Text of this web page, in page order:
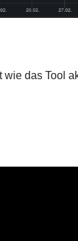
das Tool